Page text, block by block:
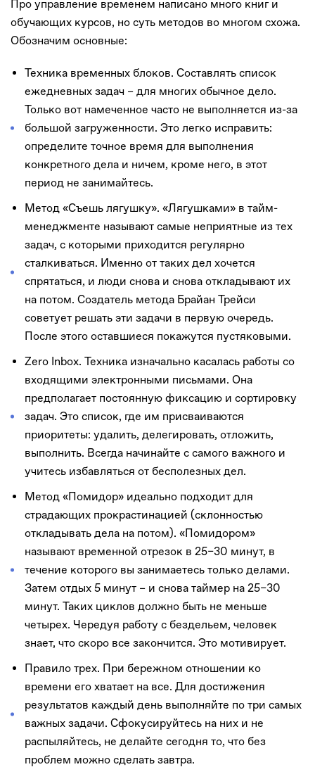
Про управление временем написано много книг и
обучающих курсов, но суть методов во многом схожа.
Обозначим основные:
Техника временных блоков. Составлять список
ежедневных задач – для многих обычное дело.
Только вот намеченное часто не выполняется из-за
большой загруженности. Это легко исправить:
определите точное время для выполнения
конкретного дела и ничем, кроме него, в этот
период не занимайтесь.
Метод «Съешь лягушку». «Лягушками» в тайм-
менеджменте называют самые неприятные из тех
задач, с которыми приходится регулярно
сталкиваться. Именно от таких дел хочется
спрятаться, и люди снова и снова откладывают их
на потом. Создатель метода Брайан Трейси
советует решать эти задачи в первую очередь.
После этого оставшиеся покажутся пустяковыми.
Zero Inbox. Техника изначально касалась работы со
входящими электронными письмами. Она
предполагает постоянную фиксацию и сортировку
задач. Это список, где им присваиваются
приоритеты: удалить, делегировать, отложить,
выполнить. Всегда начинайте с самого важного и
учитесь избавляться от бесполезных дел.
Метод «Помидор» идеально подходит для
страдающих прокрастинацией (склонностью
откладывать дела на потом). «Помидором»
называют временной отрезок в 25–30 минут, в
течение которого вы занимаетесь только делами.
Затем отдых 5 минут – и снова таймер на 25–30
минут. Таких циклов должно быть не меньше
четырех. Чередуя работу с бездельем, человек
знает, что скоро все закончится. Это мотивирует.
Правило трех. При бережном отношении ко
времени его хватает на все. Для достижения
результатов каждый день выполняйте по три самых
важных задачи. Сфокусируйтесь на них и не
распыляйтесь, не делайте сегодня то, что без
проблем можно сделать завтра.